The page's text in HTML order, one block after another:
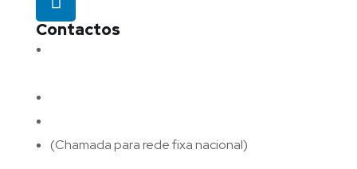
Contactos
(Chamada para rede fixa nacional)